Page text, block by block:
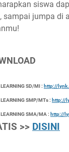
siswa
sampai jumpa di
SD/MI : http://
SMP/MTs : http://
SMA/MA : http://
>> DISINI